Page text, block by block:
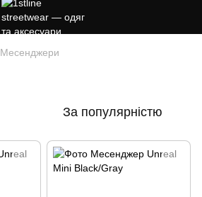
Месенджери
За популярністю